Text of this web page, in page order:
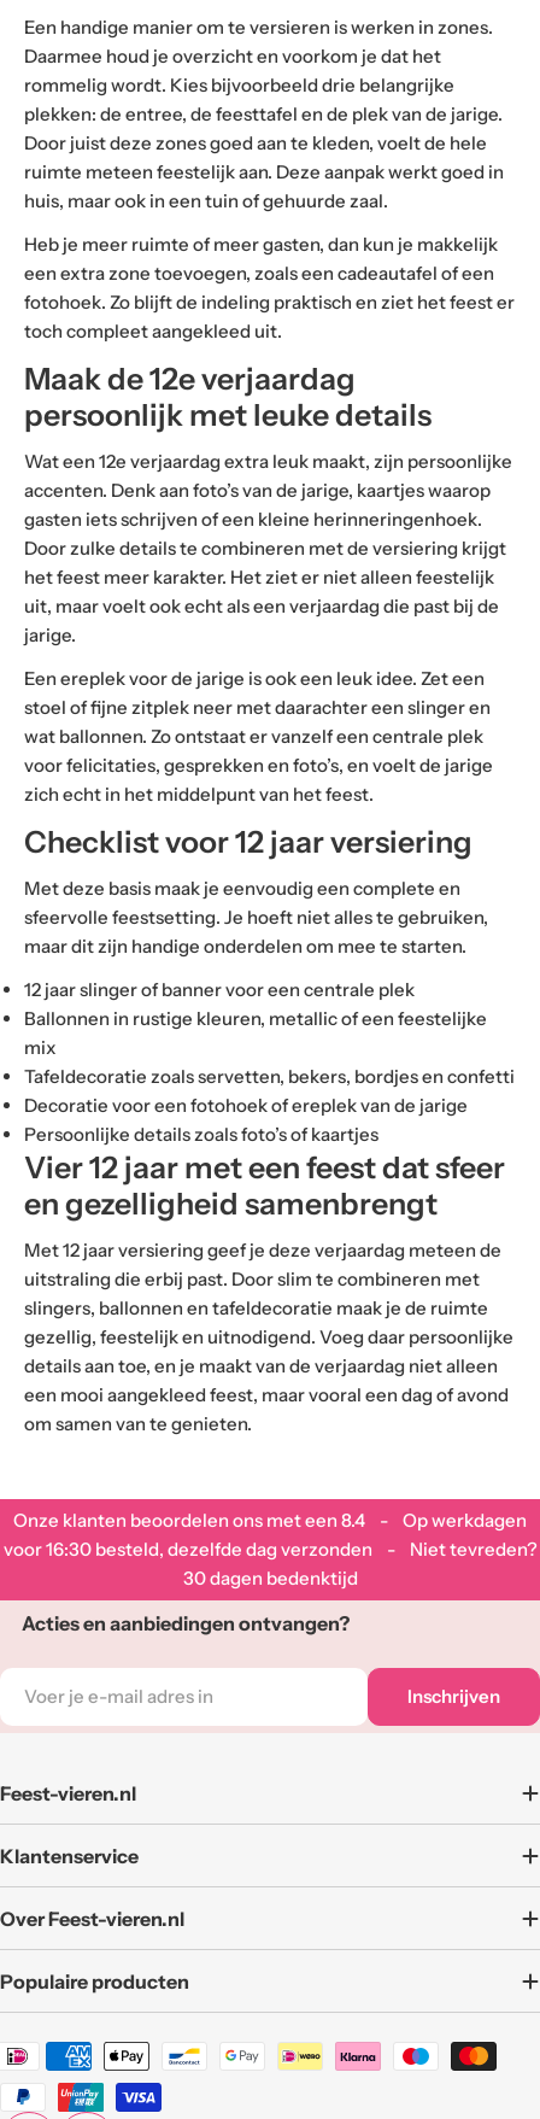
Een handige manier om te versieren is werken in zones.
Daarmee houd je overzicht en voorkom je dat het
rommelig wordt. Kies bijvoorbeeld drie belangrijke
plekken: de entree, de feesttafel en de plek van de jarige.
Door juist deze zones goed aan te kleden, voelt de hele
ruimte meteen feestelijk aan. Deze aanpak werkt goed in
huis, maar ook in een tuin of gehuurde zaal.
Heb je meer ruimte of meer gasten, dan kun je makkelijk
een extra zone toevoegen, zoals een cadeautafel of een
fotohoek. Zo blijft de indeling praktisch en ziet het feest er
toch compleet aangekleed uit.
Maak de 12e verjaardag
persoonlijk met leuke details
Wat een 12e verjaardag extra leuk maakt, zijn persoonlijke
accenten. Denk aan foto’s van de jarige, kaartjes waarop
gasten iets schrijven of een kleine herinneringenhoek.
Door zulke details te combineren met de versiering krijgt
het feest meer karakter. Het ziet er niet alleen feestelijk
uit, maar voelt ook echt als een verjaardag die past bij de
jarige.
Een ereplek voor de jarige is ook een leuk idee. Zet een
stoel of fijne zitplek neer met daarachter een slinger en
wat ballonnen. Zo ontstaat er vanzelf een centrale plek
voor felicitaties, gesprekken en foto’s, en voelt de jarige
zich echt in het middelpunt van het feest.
Checklist voor 12 jaar versiering
Met deze basis maak je eenvoudig een complete en
sfeervolle feestsetting. Je hoeft niet alles te gebruiken,
maar dit zijn handige onderdelen om mee te starten.
12 jaar slinger of banner voor een centrale plek
Ballonnen in rustige kleuren, metallic of een feestelijke
mix
Tafeldecoratie zoals servetten, bekers, bordjes en confetti
Decoratie voor een fotohoek of ereplek van de jarige
Persoonlijke details zoals foto’s of kaartjes
Vier 12 jaar met een feest dat sfeer
en gezelligheid samenbrengt
Met 12 jaar versiering geef je deze verjaardag meteen de
uitstraling die erbij past. Door slim te combineren met
slingers, ballonnen en tafeldecoratie maak je de ruimte
gezellig, feestelijk en uitnodigend. Voeg daar persoonlijke
details aan toe, en je maakt van de verjaardag niet alleen
een mooi aangekleed feest, maar vooral een dag of avond
om samen van te genieten.
Onze klanten beoordelen ons met een 8.4 - Op werkdagen
voor 16:30 besteld, dezelfde dag verzonden - Niet tevreden?
30 dagen bedenktijd
Acties en aanbiedingen ontvangen?
E-
mail
Inschrijven
Feest-vieren.nl
Klantenservice
Over Feest-vieren.nl
Populaire producten
Betaalmethoden